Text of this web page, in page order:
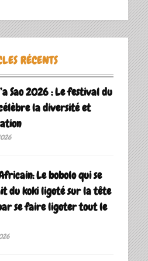
RÉCENTS
Sao 2026 : Le festival du
la diversité et
Le bobolo qui se
du koki ligoté sur la tête
se faire ligoter tout le